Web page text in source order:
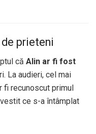
prieteni
că Alin ar fi fost
La audieri, cel mai
fi recunoscut primul
ce s-a întâmplat